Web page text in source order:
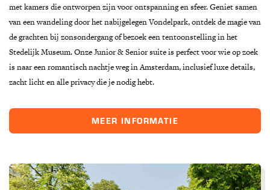
met kamers die ontworpen zijn voor ontspanning en sfeer. Geniet samen
van een wandeling door het nabijgelegen Vondelpark, ontdek de magie van
de grachten bij zonsondergang of bezoek een tentoonstelling in het
Stedelijk Museum. Onze Junior & Senior suite is perfect voor wie op zoek
is naar een romantisch nachtje weg in Amsterdam, inclusief luxe details,
zacht licht en alle privacy die je nodig hebt.
MEER INFORMATIE